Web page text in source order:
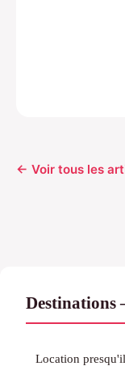
← Voir tous les
Destinations
Location